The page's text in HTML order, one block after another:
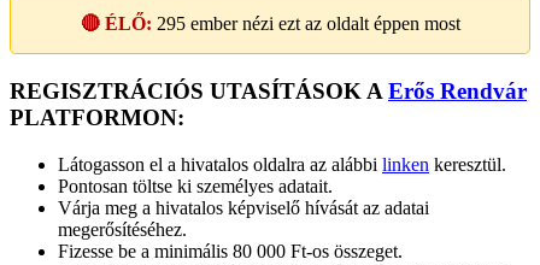
🔴 ÉLŐ: 295ember nézi ezt az oldalt éppen most
REGISZTRÁCIÓS UTASÍTÁSOK A Erős Rendvár
PLATFORMON:
Látogasson el a hivatalos oldalra az alábbi linken keresztül.
Pontosan töltse ki személyes adatait.
Várja meg a hivatalos képviselő hívását az adatai
megerősítéséhez.
Fizesse be a minimális 80 000 Ft-os összeget.